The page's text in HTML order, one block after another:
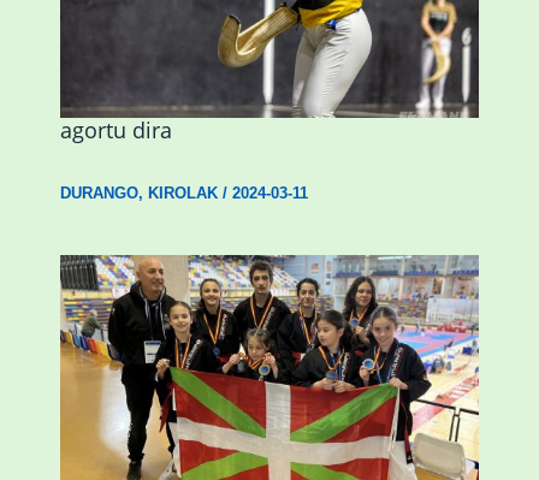
Astelehenean Durangon jokatuko den
emakumezkoen zesta finaleko sarrerak
agortu dira
DURANGO, KIROLAK/ 2024-03-11
Wadokan garaile Espainiako txapelketan